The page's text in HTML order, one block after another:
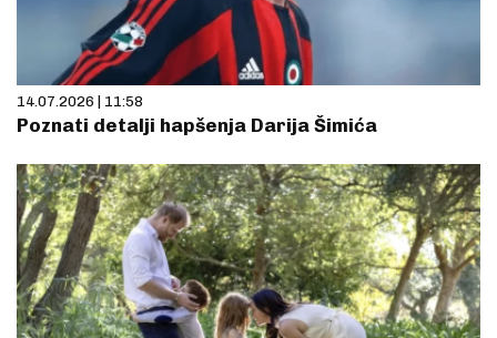
14.07.2026 | 11:58
Poznati detalji hapšenja Darija Šimića